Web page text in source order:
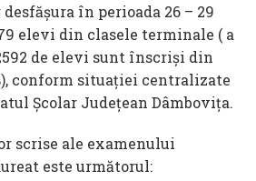
în perioada 26 – 29
elevi din clasele terminale ( a
de elevi sunt înscriși din
conform situației centralizate
Școlar Județean Dâmbovița.
scrise ale examenului
este următorul: